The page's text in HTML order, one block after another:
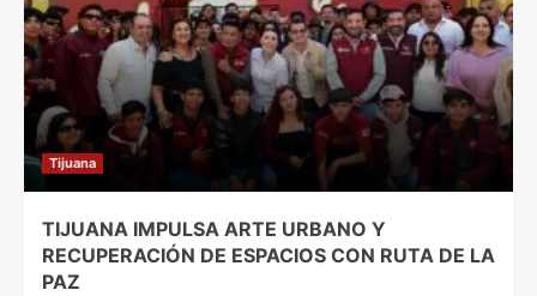
Tijuana
TIJUANA IMPULSA ARTE URBANO Y
RECUPERACIÓN DE ESPACIOS CON RUTA DE LA
PAZ